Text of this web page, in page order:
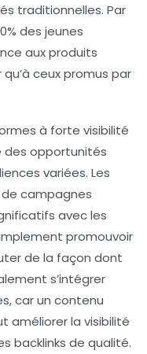
traditionnelles. Par
des jeunes
aux produits
ceux promus par
à forte visibilité
des opportunités
variées. Les
campagnes
avec les
promouvoir
de la façon dont
s’intégrer
car un contenu
améliorer la visibilité
backlinks de qualité.